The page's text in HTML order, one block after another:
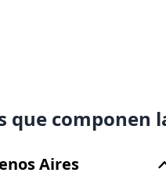
que componen
Aires